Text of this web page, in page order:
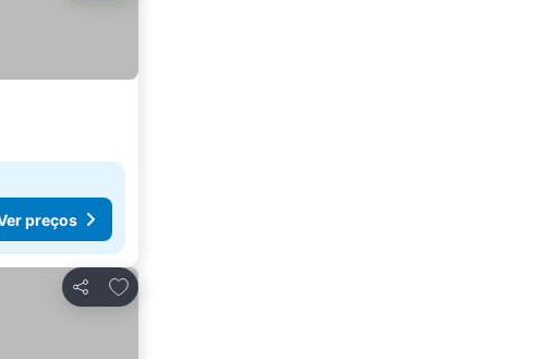
preços
Partilhar
Adicionar aos favoritos